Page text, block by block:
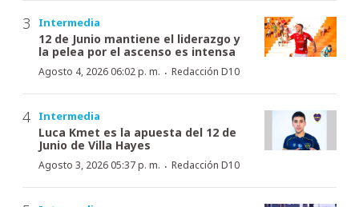
Intermedia
12 de Junio mantiene el liderazgo y
la pelea por el ascenso es intensa
Agosto 4, 2026 06:02 p. m. · Redacción D10
Intermedia
Luca Kmet es la apuesta del 12 de
Junio de Villa Hayes
Agosto 3, 2026 05:37 p. m. · Redacción D10